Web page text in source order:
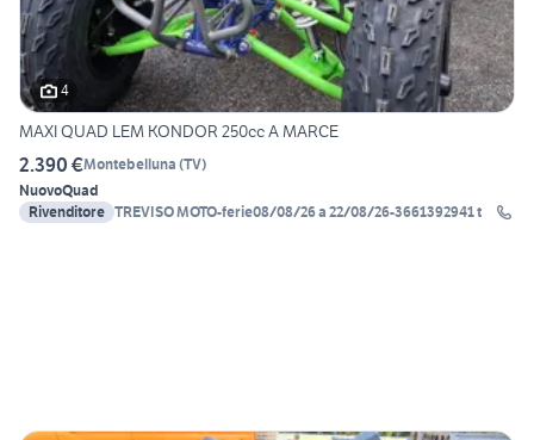
4
MAXI QUAD LEM KONDOR 250cc A MARCE
2.390 €Montebelluna (TV)
NuovoQuad
Rivenditore TREVISO MOTO-ferie08/08/26 a 22/08/26-3661392941 t